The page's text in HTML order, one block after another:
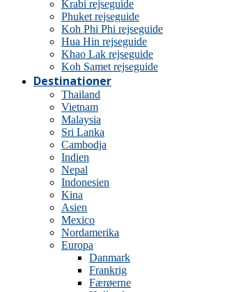
Krabi rejseguide
Phuket rejseguide
Koh Phi Phi rejseguide
Hua Hin rejseguide
Khao Lak rejseguide
Koh Samet rejseguide
Destinationer
Thailand
Vietnam
Malaysia
Sri Lanka
Cambodja
Indien
Nepal
Indonesien
Kina
Asien
Mexico
Nordamerika
Europa
Danmark
Frankrig
Færøerne